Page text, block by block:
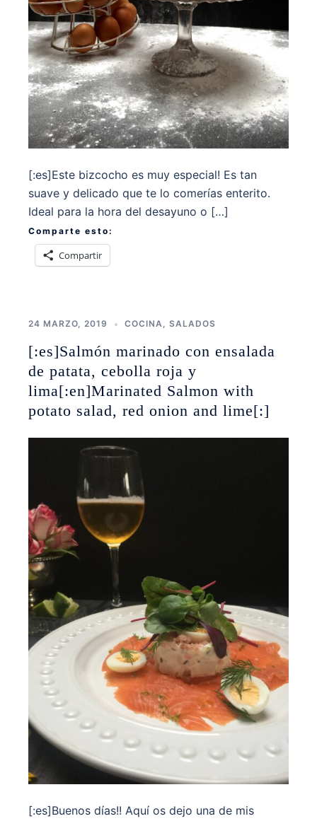
[:es]Este bizcocho es muy especial! Es tan
suave y delicado que te lo comerías enterito.
Ideal para la hora del desayuno o […]
Comparte esto:
Compartir
24 MARZO, 2019 COCINA SALADOS
[:es]Salmón marinado con ensalada
de patata, cebolla roja y
lima[:en]Marinated Salmon with
potato salad, red onion and lime[:]
[:es]Buenos días!! Aquí os dejo una de mis